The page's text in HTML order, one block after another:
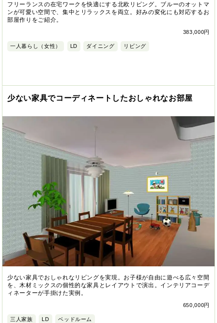
フリーランスの在宅ワークを快適にする北欧リビング。ブルーのオットマ
ンが可愛い空間で、集中とリラックスを両立。好みの変化にも対応するお
部屋作りをご紹介。
383,000円
一人暮らし（女性） LD ダイニング リビング
少ない家具でコーディネートしたおしゃれなお部屋
少ない家具でおしゃれなリビングを実現。お子様が自由に遊べる広々空間
を、木材ミックスの個性的な家具とレイアウトで演出。インテリアコーデ
ィネーターが手掛けた実例。
650,000円
三人家族 LD ベッドルーム